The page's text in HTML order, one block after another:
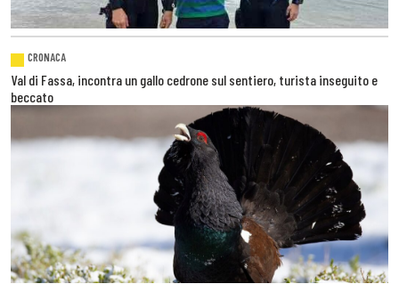
CRONACA
Val di Fassa, incontra un gallo cedrone sul sentiero, turista inseguito e
beccato